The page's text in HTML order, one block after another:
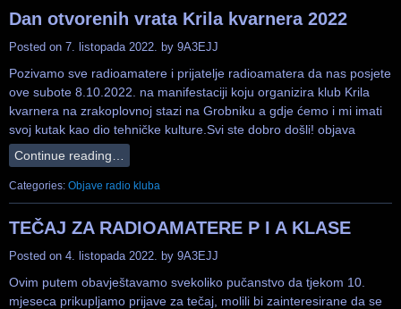
Dan otvorenih vrata Krila kvarnera 2022
Posted on 7. listopada 2022. by 9A3EJJ
Pozivamo sve radioamatere i prijatelje radioamatera da nas posjete
ove subote 8.10.2022. na manifestaciji koju organizira klub Krila
kvarnera na zrakoplovnoj stazi na Grobniku a gdje ćemo i mi imati
svoj kutak kao dio tehničke kulture.Svi ste dobro došli! objava
Continue reading…
Categories: Objave radio kluba
TEČAJ ZA RADIOAMATERE P I A KLASE
Posted on 4. listopada 2022. by 9A3EJJ
Ovim putem obavještavamo svekoliko pučanstvo da tjekom 10.
mjeseca prikupljamo prijave za tečaj, molili bi zainteresirane da se